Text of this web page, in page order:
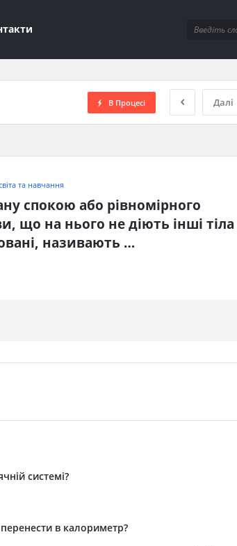
Далі
В Процесі
та навчання
спокою або рівномірного
що на нього не діють інші тіла
називають …
системі?
в калориметр?